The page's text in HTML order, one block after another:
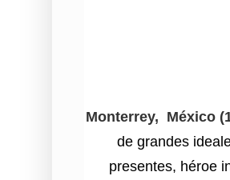
Monterrey, México
de grandes
presentes, héroe